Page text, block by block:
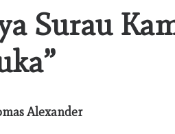
Surau
Alexander